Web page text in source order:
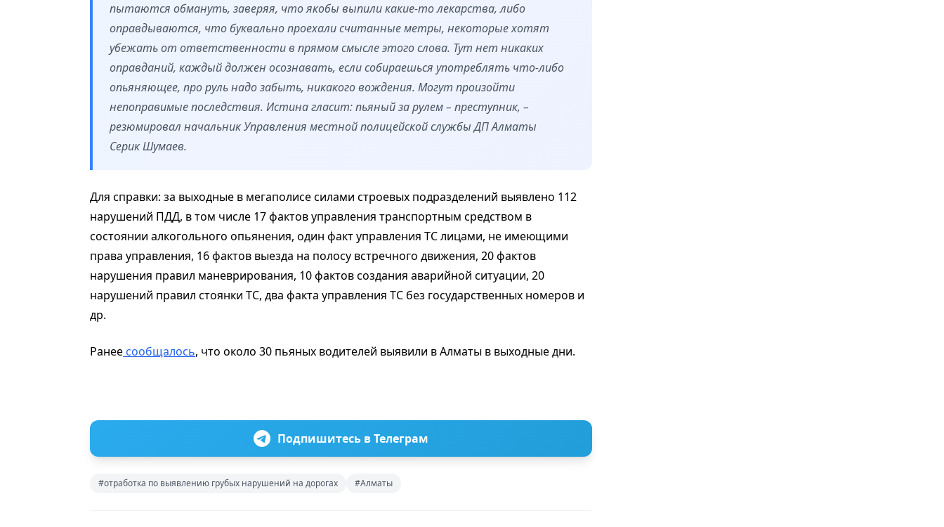
пытаются обмануть, заверяя, что якобы выпили какие-то лекарства, либо
оправдываются, что буквально проехали считанные метры, некоторые хотят
убежать от ответственности в прямом смысле этого слова. Тут нет никаких
оправданий, каждый должен осознавать, если собираешься употреблять что-либо
опьяняющее, про руль надо забыть, никакого вождения. Могут произойти
непоправимые последствия. Истина гласит: пьяный за рулем – преступник, –
резюмировал начальник Управления местной полицейской службы ДП Алматы
Серик Шумаев.
Для справки: за выходные в мегаполисе силами строевых подразделений выявлено 112
нарушений ПДД, в том числе 17 фактов управления транспортным средством в
состоянии алкогольного опьянения, один факт управления ТС лицами, не имеющими
права управления, 16 фактов выезда на полосу встречного движения, 20 фактов
нарушения правил маневрирования, 10 фактов создания аварийной ситуации, 20
нарушений правил стоянки ТС, два факта управления ТС без государственных номеров и
др.
Ранее сообщалось, что около 30 пьяных водителей выявили в Алматы в выходные дни.
Подпишитесь в Телеграм
#отработка по выявлению грубых нарушений на дорогах #Алматы